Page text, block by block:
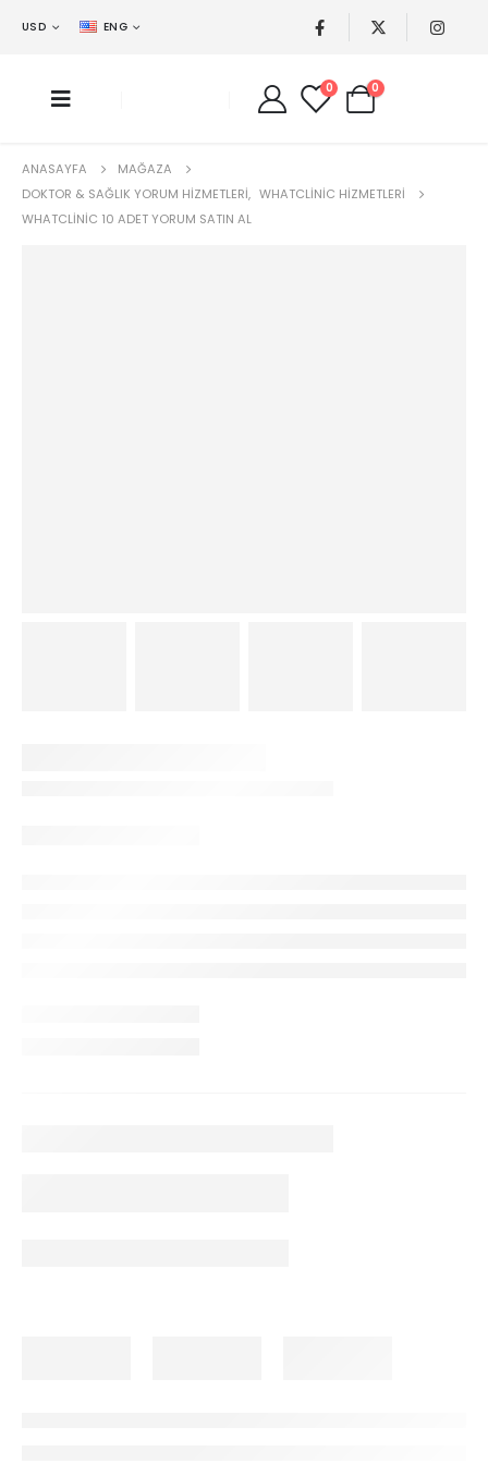
USD ENG
0 0
ANASAYFA
MAĞAZA
DOKTOR & SAĞLIK YORUM HIZMETLERI, WHATCLINIC HIZMETLERI
WHATCLINIC 10 ADET YORUM SATIN AL